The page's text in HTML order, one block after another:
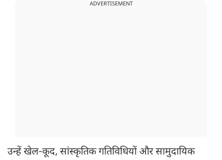
ADVERTISEMENT
उन्हें खेल-कूद, सांस्कृतिक गतिविधियों और सामुदायिक